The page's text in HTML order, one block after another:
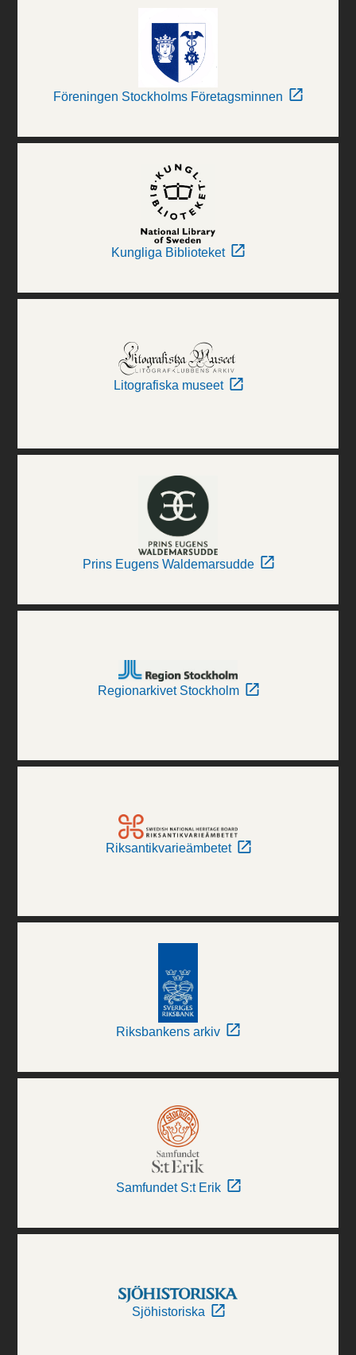
Föreningen Stockholms Företagsminnen
Kungliga Biblioteket
Litografiska museet
Prins Eugens Waldemarsudde
Regionarkivet Stockholm
Riksantikvarieämbetet
Riksbankens arkiv
Samfundet S:t Erik
Sjöhistoriska